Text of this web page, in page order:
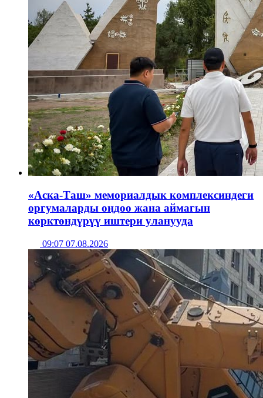
«Аска-Таш» мемориалдык комплексиндеги
оргумаларды оңдоо жана аймагын
көрктөндүрүү иштери уланууда
09:07 07.08.2026